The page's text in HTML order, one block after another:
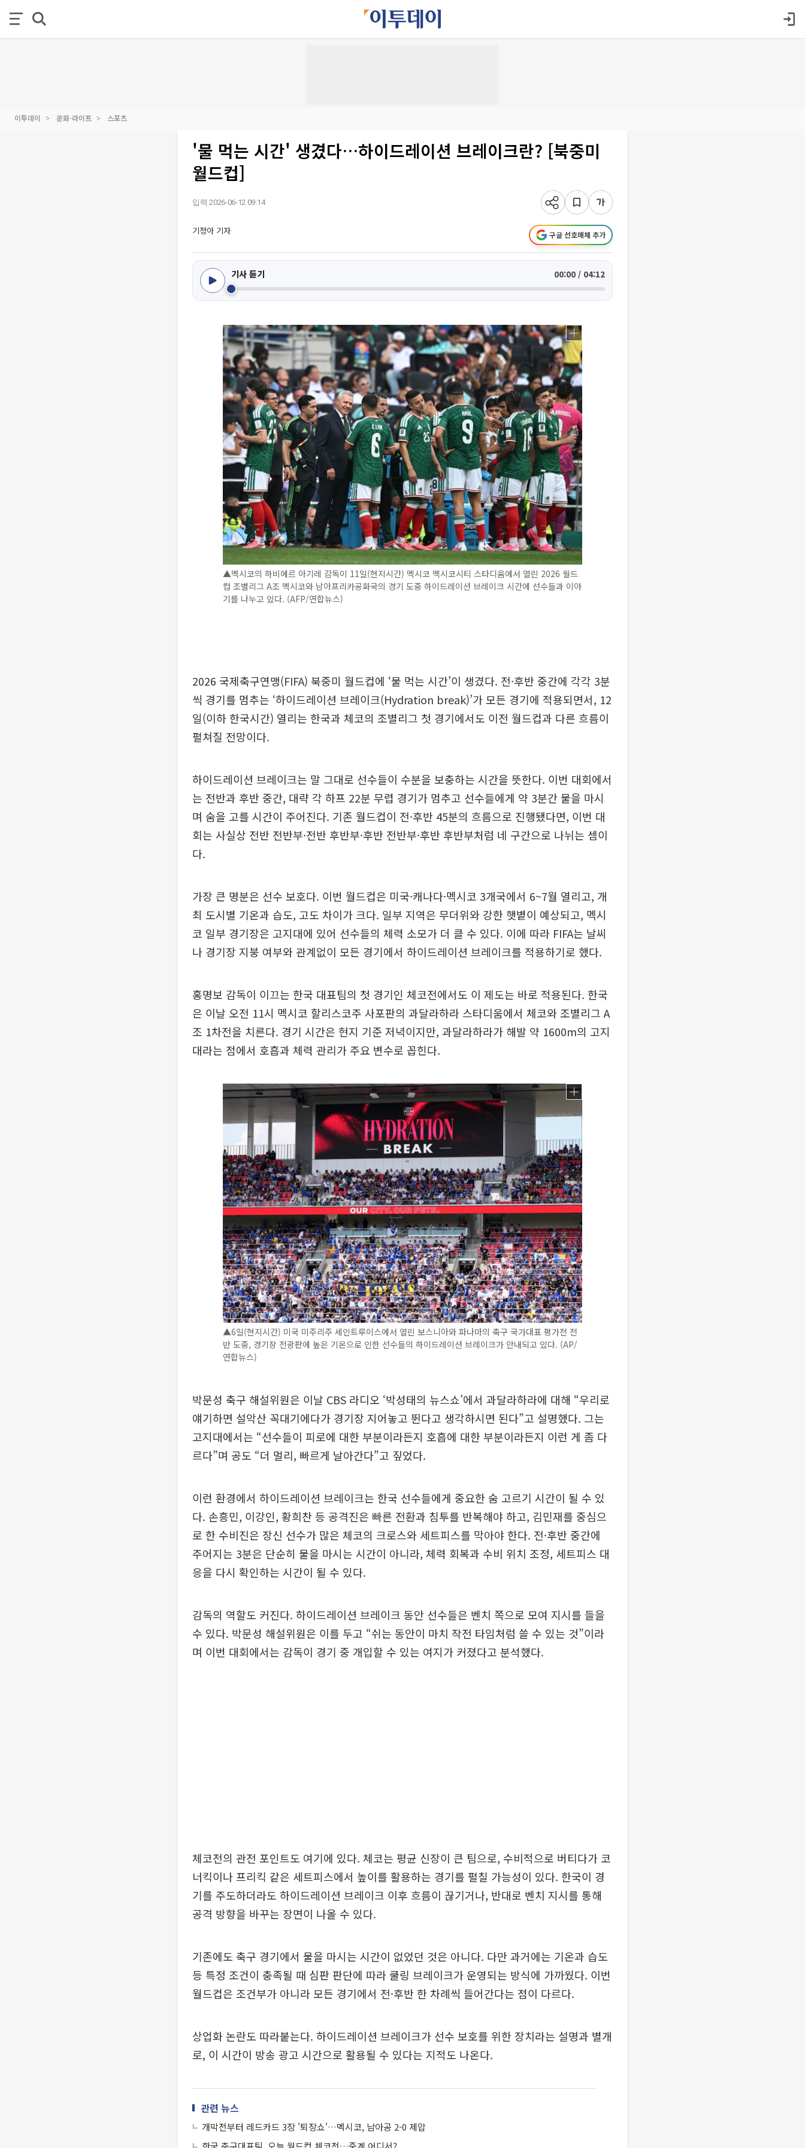
이투데이 문화·라이프 스포츠
'물 먹는 시간' 생겼다…하이드레이션 브레이크란? [북중미
월드컵]
입력 2026-06-12 09:14
기정아 기자 구글 선호매체 추가
기사 듣기 00:00 / 04:12
▲멕시코의 하비에르 아기레 감독이 11일(현지시간) 멕시코 멕시코시티 스타디움에서 열린 2026 월드
컵 조별리그 A조 멕시코와 남아프리카공화국의 경기 도중 하이드레이션 브레이크 시간에 선수들과 이야
기를 나누고 있다. (AFP/연합뉴스)
2026 국제축구연맹(FIFA) 북중미 월드컵에 ‘물 먹는 시간’이 생겼다. 전·후반 중간에 각각 3분
씩 경기를 멈추는 ‘하이드레이션 브레이크(Hydration break)’가 모든 경기에 적용되면서, 12
일(이하 한국시간) 열리는 한국과 체코의 조별리그 첫 경기에서도 이전 월드컵과 다른 흐름이
펼쳐질 전망이다.
하이드레이션 브레이크는 말 그대로 선수들이 수분을 보충하는 시간을 뜻한다. 이번 대회에서
는 전반과 후반 중간, 대략 각 하프 22분 무렵 경기가 멈추고 선수들에게 약 3분간 물을 마시
며 숨을 고를 시간이 주어진다. 기존 월드컵이 전·후반 45분의 흐름으로 진행됐다면, 이번 대
회는 사실상 전반 전반부·전반 후반부·후반 전반부·후반 후반부처럼 네 구간으로 나뉘는 셈이
다.
가장 큰 명분은 선수 보호다. 이번 월드컵은 미국·캐나다·멕시코 3개국에서 6~7월 열리고, 개
최 도시별 기온과 습도, 고도 차이가 크다. 일부 지역은 무더위와 강한 햇볕이 예상되고, 멕시
코 일부 경기장은 고지대에 있어 선수들의 체력 소모가 더 클 수 있다. 이에 따라 FIFA는 날씨
나 경기장 지붕 여부와 관계없이 모든 경기에서 하이드레이션 브레이크를 적용하기로 했다.
홍명보 감독이 이끄는 한국 대표팀의 첫 경기인 체코전에서도 이 제도는 바로 적용된다. 한국
은 이날 오전 11시 멕시코 할리스코주 사포판의 과달라하라 스타디움에서 체코와 조별리그 A
조 1차전을 치른다. 경기 시간은 현지 기준 저녁이지만, 과달라하라가 해발 약 1600m의 고지
대라는 점에서 호흡과 체력 관리가 주요 변수로 꼽힌다.
▲6일(현지시간) 미국 미주리주 세인트루이스에서 열린 보스니아와 파나마의 축구 국가대표 평가전 전
반 도중, 경기장 전광판에 높은 기온으로 인한 선수들의 하이드레이션 브레이크가 안내되고 있다. (AP/
연합뉴스)
박문성 축구 해설위원은 이날 CBS 라디오 ‘박성태의 뉴스쇼’에서 과달라하라에 대해 “우리로
얘기하면 설악산 꼭대기에다가 경기장 지어놓고 뛴다고 생각하시면 된다”고 설명했다. 그는
고지대에서는 “선수들이 피로에 대한 부분이라든지 호흡에 대한 부분이라든지 이런 게 좀 다
르다”며 공도 “더 멀리, 빠르게 날아간다”고 짚었다.
이런 환경에서 하이드레이션 브레이크는 한국 선수들에게 중요한 숨 고르기 시간이 될 수 있
다. 손흥민, 이강인, 황희찬 등 공격진은 빠른 전환과 침투를 반복해야 하고, 김민재를 중심으
로 한 수비진은 장신 선수가 많은 체코의 크로스와 세트피스를 막아야 한다. 전·후반 중간에
주어지는 3분은 단순히 물을 마시는 시간이 아니라, 체력 회복과 수비 위치 조정, 세트피스 대
응을 다시 확인하는 시간이 될 수 있다.
감독의 역할도 커진다. 하이드레이션 브레이크 동안 선수들은 벤치 쪽으로 모여 지시를 들을
수 있다. 박문성 해설위원은 이를 두고 “쉬는 동안이 마치 작전 타임처럼 쓸 수 있는 것”이라
며 이번 대회에서는 감독이 경기 중 개입할 수 있는 여지가 커졌다고 분석했다.
체코전의 관전 포인트도 여기에 있다. 체코는 평균 신장이 큰 팀으로, 수비적으로 버티다가 코
너킥이나 프리킥 같은 세트피스에서 높이를 활용하는 경기를 펼칠 가능성이 있다. 한국이 경
기를 주도하더라도 하이드레이션 브레이크 이후 흐름이 끊기거나, 반대로 벤치 지시를 통해
공격 방향을 바꾸는 장면이 나올 수 있다.
기존에도 축구 경기에서 물을 마시는 시간이 없었던 것은 아니다. 다만 과거에는 기온과 습도
등 특정 조건이 충족될 때 심판 판단에 따라 쿨링 브레이크가 운영되는 방식에 가까웠다. 이번
월드컵은 조건부가 아니라 모든 경기에서 전·후반 한 차례씩 들어간다는 점이 다르다.
상업화 논란도 따라붙는다. 하이드레이션 브레이크가 선수 보호를 위한 장치라는 설명과 별개
로, 이 시간이 방송 광고 시간으로 활용될 수 있다는 지적도 나온다.
관련 뉴스
개막전부터 레드카드 3장 '퇴장쇼'…멕시코, 남아공 2-0 제압